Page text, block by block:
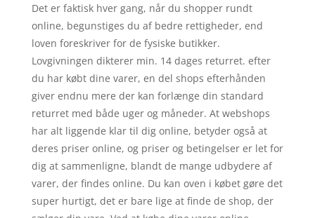
Det er faktisk hver gang, når du shopper rundt
online, begunstiges du af bedre rettigheder, end
loven foreskriver for de fysiske butikker.
Lovgivningen dikterer min. 14 dages returret. efter
du har købt dine varer, en del shops efterhånden
giver endnu mere der kan forlænge din standard
returret med både uger og måneder. At webshops
har alt liggende klar til dig online, betyder også at
deres priser online, og priser og betingelser er let for
dig at sammenligne, blandt de mange udbydere af
varer, der findes online. Du kan oven i købet gøre det
super hurtigt, det er bare lige at finde de shop, der